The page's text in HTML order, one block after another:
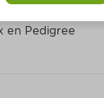
je hond. De
en Pedigree